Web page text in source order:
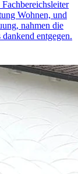
Wohnen, und
nahmen die
entgegen.